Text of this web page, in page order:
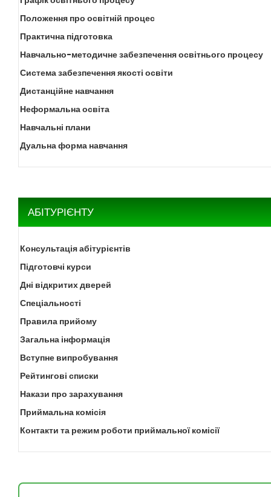
Положення про освітній процес
Практична підготовка
Навчально-методичне забезпечення освітнього процесу
Система забезпечення якості освіти
Дистанційне навчання
Неформальна освіта
Навчальні плани
Дуальна форма навчання
АБІТУРІЄНТУ
Консультація абітурієнтів
Підготовчі курси
Дні відкритих дверей
Спеціальності
Правила прийому
Загальна інформація
Вступне випробування
Рейтингові списки
Накази про зарахування
Приймальна комісія
Контакти та режим роботи приймальної комісії